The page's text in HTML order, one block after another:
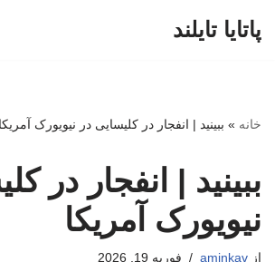
پاتایا تایلند
خانه » ببینید | انفجار در کلیسایی در نیویورک آمریکا
ببینید | انفجار در
نیویورک آمریکا
از aminkav فوریه 19, 2026